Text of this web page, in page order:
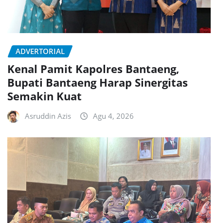
ADVERTORIAL
Kenal Pamit Kapolres Bantaeng,
Bupati Bantaeng Harap Sinergitas
Semakin Kuat
Asruddin Azis Agu 4, 2026